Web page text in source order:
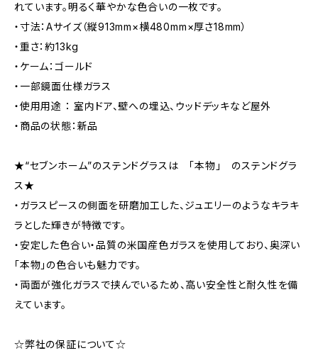
れています。明るく華やかな色合いの一枚です。
・寸法：Aサイズ（縦913mm×横480mm×厚さ18mm）
・重さ：約13kg
・ケーム：ゴールド
・一部鏡面仕様ガラス
・使用用途 ： 室内ドア、壁への埋込、ウッドデッキなど屋外
・商品の状態：新品
★“セブンホーム”のステンドグラスは 「本物」 のステンドグラ
ス★
・ガラスピースの側面を研磨加工した、ジュエリーのようなキラキ
ラとした輝きが特徴です。
・安定した色合い・品質の米国産色ガラスを使用しており、奥深い
「本物」の色合いも魅力です。
・両面が強化ガラスで挟んでいるため、高い安全性と耐久性を備
えています。
☆弊社の保証について☆